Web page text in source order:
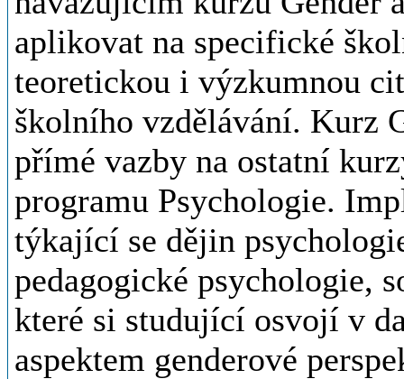
aplikovat na specifické
teoretickou i výzkumnou
školního vzdělávání. Kurz
přímé vazby na ostatní
programu Psychologie.
týkající se dějin
pedagogické psychologie,
které si studující osvojí v
aspektem genderové